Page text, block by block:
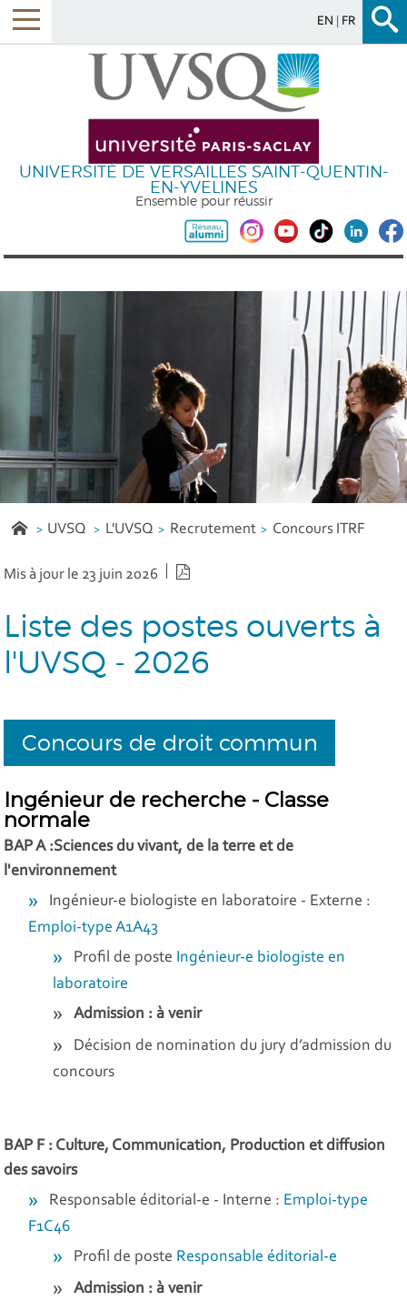
EN FR
UNIVERSITÉ DE VERSAILLES SAINT-QUENTIN-
EN-YVELINES
Ensemble pour réussir
UVSQ L'UVSQ Recrutement Concours ITRF
Mis à jour le 23 juin 2026
Liste des postes ouverts à
l'UVSQ - 2026
Concours de droit commun
Ingénieur de recherche - Classe
normale
BAP A :Sciences du vivant, de la terre et de
l'environnement
Ingénieur-e biologiste en laboratoire - Externe :
Emploi-type A1A43
Profil de poste Ingénieur-e biologiste en
laboratoire
Admission : à venir
Décision de nomination du jury d’admission du
concours
BAP F : Culture, Communication, Production et diffusion
des savoirs
Responsable éditorial-e - Interne : Emploi-type
F1C46
Profil de poste Responsable éditorial-e
Admission : à venir